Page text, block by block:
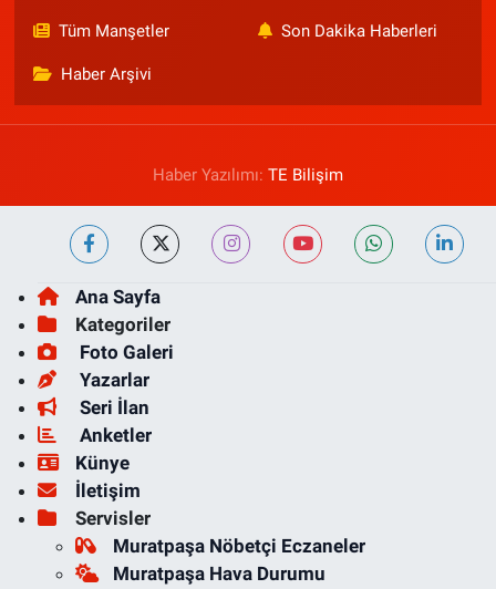
Tüm Manşetler Son Dakika Haberleri
Haber Arşivi
Haber Yazılımı: TE Bilişim
Ana Sayfa
Kategoriler
Foto Galeri
Yazarlar
Seri İlan
Anketler
Künye
İletişim
Servisler
Muratpaşa Nöbetçi Eczaneler
Muratpaşa Hava Durumu